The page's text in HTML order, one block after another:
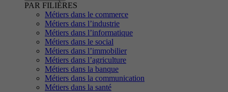
PAR FILIÈRES
Métiers dans le commerce
Métiers dans l’industrie
Métiers dans l’informatique
Métiers dans le social
Métiers dans l’immobilier
Métiers dans l’agriculture
Métiers dans la banque
Métiers dans la communication
Métiers dans la santé